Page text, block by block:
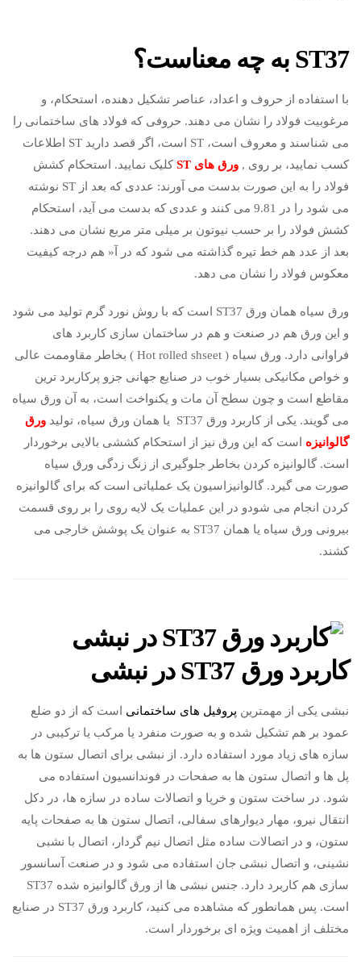
ST37 به چه معناست؟
با استفاده از حروف و اعداد، عناصر تشکیل دهنده، استحکام، و
مرغوبیت فولاد را نشان می دهند. حروفی که فولاد های ساختمانی را
می شناسند و معروف است، ST است، اگر قصد دارید ST اطلاعات
کسب نمایید، بر روی , ورق های ST
کلیک نمایید. استحکام کشش
فولاد را به این صورت بدست می آورند: عددی که بعد از ST نوشته
می شود را در 9.81 می کنند و عددی که بدست می آید، استحکام
کشش فولاد را بر حسب نیوتون بر میلی متر مربع نشان می دهند.
بعد از عدد هم خط تیره گذاشته می شود که در آ« هم درجه کیفیت
معکوس فولاد را نشان می دهد.
ورق سیاه همان ورق ST37 است که با روش نورد گرم تولید می شود
و این ورق هم در صنعت و هم در ساختمان سازی کاربرد های
فراوانی دارد. ورق سیاه ( Hot rolled shseet ) بخاطر مقاوممت عالی
و خواص مکانیکی بسیار خوب در صنایع جهانی جزو پرکاربرد ترین
مقاطع است و چون سطح آن مات و یکنواخت است، به آن ورق سیاه
می گویند. یکی از کاربرد ورق ST37 یا همان ورق سیاه، تولید
ورق
گالوانیزه است که این ورق نیز از استحکام کششی بالایی برخوردار
است. گالوانیزه کردن بخاطر جلوگیری از زنگ زدگی ورق سیاه
صورت می گیرد. گالوانیزاسیون یک عملیاتی است که برای گالوانیزه
کردن انجام می شودو در این عملیات یک لایه روی را بر روی قسمت
بیرونی ورق سیاه یا همان ST37 به عنوان یک پوشش خارجی می
کشند.
کاربرد ورق ST37 در نبشی
نبشی یکی از مهمترین پروفیل های ساختمانی است که از دو ضلع
عمود بر هم تشکیل شده و به صورت منفرد یا مرکب یا ترکیبی در
سازه های زیاد مورد استفاده دارد. از نبشی برای اتصال ستون ها به
پل ها و اتصال ستون ها به صفحات در فوندانسیون استفاده می
شود. در ساخت ستون و خرپا و اتصالات ساده در سازه ها، در دکل
انتقال نیرو، مهار دیوارهای سفالی، اتصال ستون ها به صفحات پایه
ستون، و در اتصالات ساده مثل اتصال نیم گردار، اتصال با نشبی
نشینی، و اتصال نبشی جان استفاده می شود و در صنعت آسانسور
سازی هم کاربرد دارد. جنس نبشی ها از ورق گالوانیزه شده ST37
است. پس همانطور که مشاهده می کنید، کاربرد ورق ST37 در صنایع
مختلف از اهمیت ویژه ای برخوردار است.